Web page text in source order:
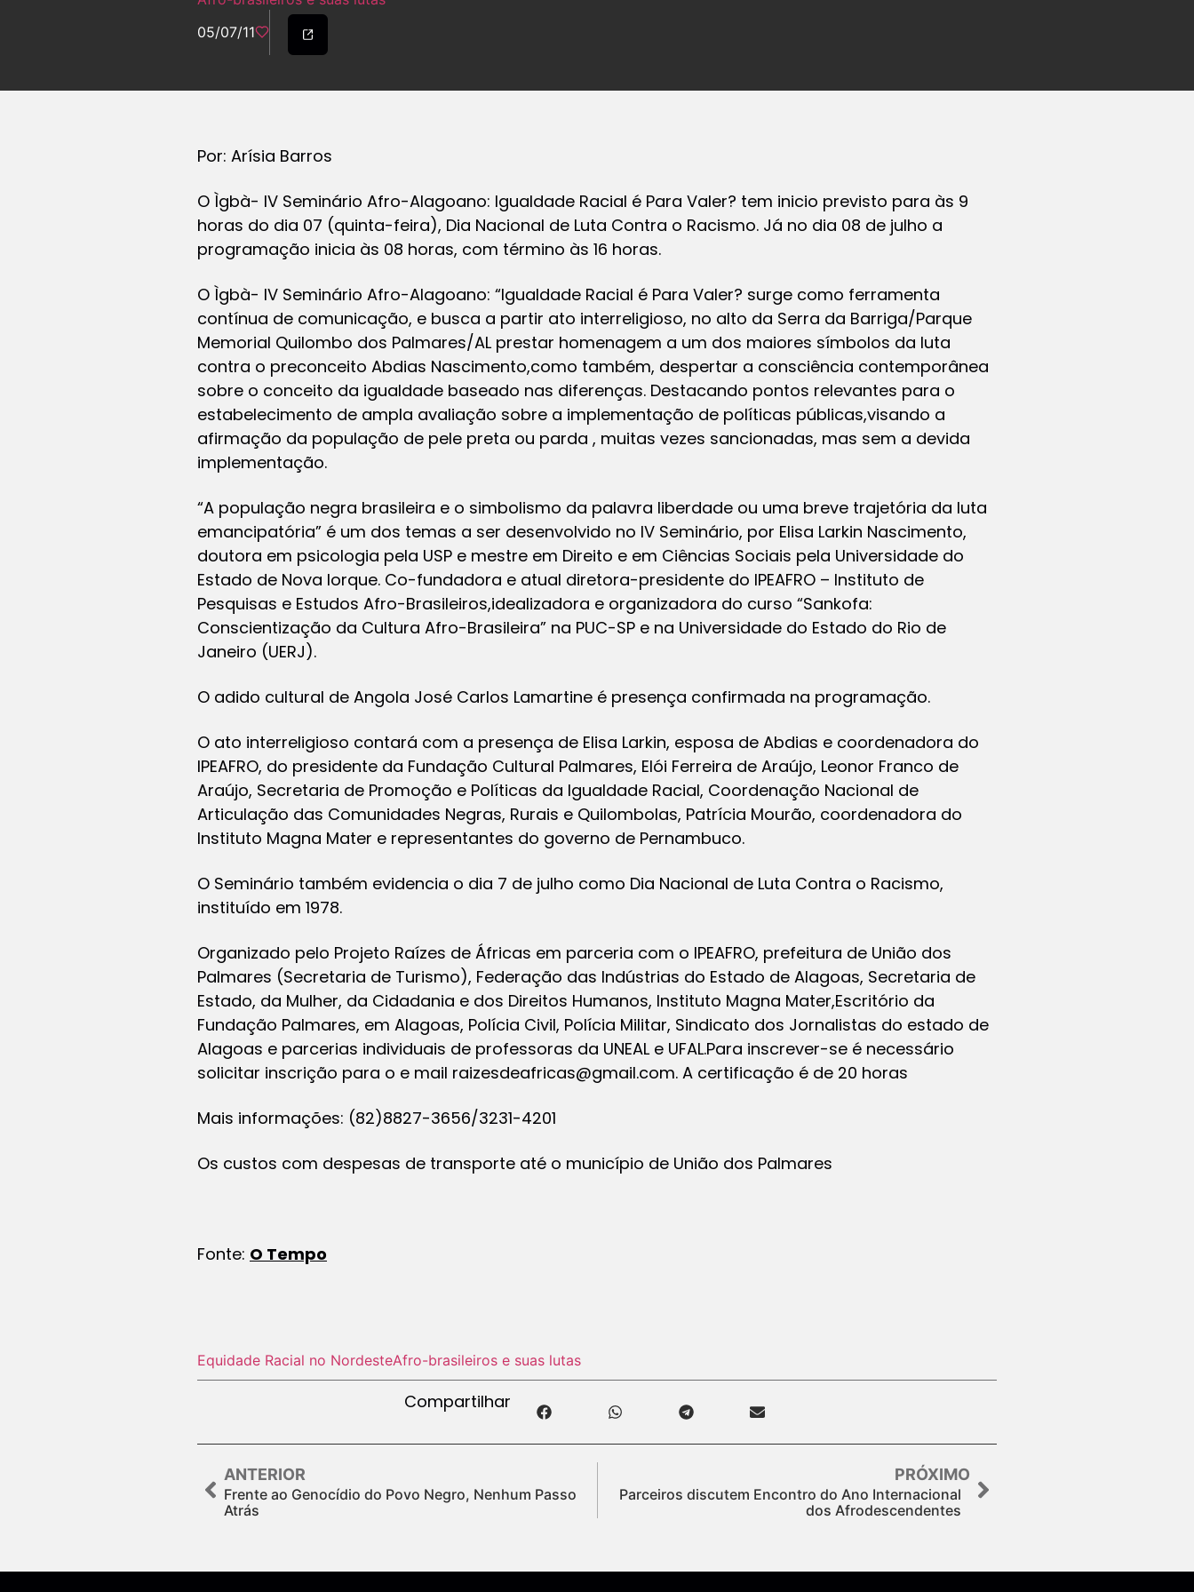
05/07/11
Por: Arísia Barros
O Ìgbà- IV Seminário Afro-Alagoano: Igualdade Racial é Para Valer? tem inicio previsto para às 9
horas do dia 07 (quinta-feira), Dia Nacional de Luta Contra o Racismo. Já no dia 08 de julho a
programação inicia às 08 horas, com término às 16 horas.
O Ìgbà- IV Seminário Afro-Alagoano: “Igualdade Racial é Para Valer? surge como ferramenta
contínua de comunicação, e busca a partir ato interreligioso, no alto da Serra da Barriga/Parque
Memorial Quilombo dos Palmares/AL prestar homenagem a um dos maiores símbolos da luta
contra o preconceito Abdias Nascimento,como também, despertar a consciência contemporânea
sobre o conceito da igualdade baseado nas diferenças. Destacando pontos relevantes para o
estabelecimento de ampla avaliação sobre a implementação de políticas públicas,visando a
afirmação da população de pele preta ou parda , muitas vezes sancionadas, mas sem a devida
implementação.
“A população negra brasileira e o simbolismo da palavra liberdade ou uma breve trajetória da luta
emancipatória” é um dos temas a ser desenvolvido no IV Seminário, por Elisa Larkin Nascimento,
doutora em psicologia pela USP e mestre em Direito e em Ciências Sociais pela Universidade do
Estado de Nova Iorque. Co-fundadora e atual diretora-presidente do IPEAFRO – Instituto de
Pesquisas e Estudos Afro-Brasileiros,idealizadora e organizadora do curso “Sankofa:
Conscientização da Cultura Afro-Brasileira” na PUC-SP e na Universidade do Estado do Rio de
Janeiro (UERJ).
O adido cultural de Angola José Carlos Lamartine é presença confirmada na programação.
O ato interreligioso contará com a presença de Elisa Larkin, esposa de Abdias e coordenadora do
IPEAFRO, do presidente da Fundação Cultural Palmares, Elói Ferreira de Araújo, Leonor Franco de
Araújo, Secretaria de Promoção e Políticas da Igualdade Racial, Coordenação Nacional de
Articulação das Comunidades Negras, Rurais e Quilombolas, Patrícia Mourão, coordenadora do
Instituto Magna Mater e representantes do governo de Pernambuco.
O Seminário também evidencia o dia 7 de julho como Dia Nacional de Luta Contra o Racismo,
instituído em 1978.
Organizado pelo Projeto Raízes de Áfricas em parceria com o IPEAFRO, prefeitura de União dos
Palmares (Secretaria de Turismo), Federação das Indústrias do Estado de Alagoas, Secretaria de
Estado, da Mulher, da Cidadania e dos Direitos Humanos, Instituto Magna Mater,Escritório da
Fundação Palmares, em Alagoas, Polícia Civil, Polícia Militar, Sindicato dos Jornalistas do estado de
Alagoas e parcerias individuais de professoras da UNEAL e UFAL.Para inscrever-se é necessário
solicitar inscrição para o e mail raizesdeafricas@gmail.com. A certificação é de 20 horas
Mais informações: (82)8827-3656/3231-4201
Os custos com despesas de transporte até o município de União dos Palmares
Fonte: O Tempo
Equidade Racial no NordesteAfro-brasileiros e suas lutas
Compartilhar
ANTERIOR
Frente ao Genocídio do Povo Negro, Nenhum Passo
Atrás
PRÓXIMO
Parceiros discutem Encontro do Ano Internacional
dos Afrodescendentes